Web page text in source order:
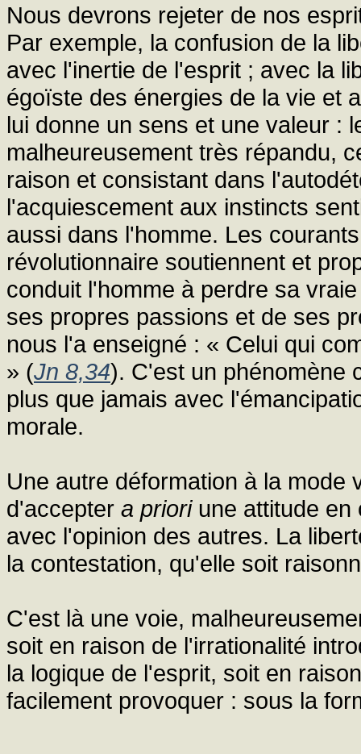
Nous devrons rejeter de nos
Par exemple, la confusion de la
avec l'inertie de l'esprit ; avec la
égoïste des énergies de la vie et
lui donne un sens et une valeur :
malheureusement très répandu,
raison et consistant dans
l'acquiescement aux instincts
aussi dans l'homme. Les
révolutionnaire soutiennent et
conduit l'homme à perdre sa
ses propres passions et de ses
nous l'a enseigné : « Celui qui
» (Jn 8,34). C'est un phénomène
plus que jamais avec
morale.
Une autre déformation à la mode
d'accepter a prioriune attitude en
avec l'opinion des autres. La
la contestation, qu'elle soit
C'est là une voie,
soit en raison de l'irrationalité
la logique de l'esprit, soit en
facilement provoquer : sous la